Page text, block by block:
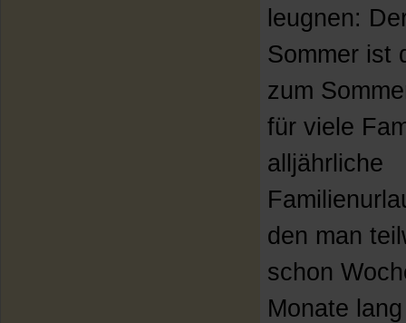
leugnen:
Sommer ist
zum
für viele
alljährliche
den man
schon
Monate